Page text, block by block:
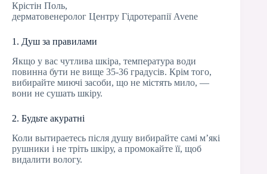
Крістін Поль,
дерматовенеролог Центру Гідротерапії Avene
1. Душ за правилами
Якщо у вас чутлива шкіра, температура води
повинна бути не вище 35-36 градусів. Крім того,
вибирайте миючі засоби, що не містять мило, —
вони не сушать шкіру.
2. Будьте акуратні
Коли вытираетесь після душу вибирайте самі м’які
рушники і не тріть шкіру, а промокайте її, щоб
видалити вологу.